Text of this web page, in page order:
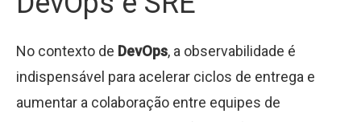
No contexto de DevOps, a observabilidade é
indispensável para acelerar ciclos de entrega e
aumentar a colaboração entre equipes de